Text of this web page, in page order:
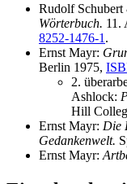
Rudolf Schubert
Wörterbuch. 11.
8252-1476-1 .
Ernst Mayr:
Berlin 1975,
2.
Ashlock:
Hill
Ernst Mayr: Die
Gedankenwelt.
Ernst Mayr: